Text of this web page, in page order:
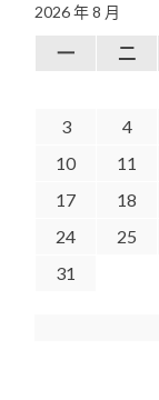
2026 年 8 月
一 二
3
4
10
11
17
18
24
25
31